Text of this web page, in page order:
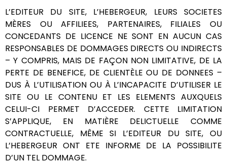
L’EDITEUR DU SITE, L’HEBERGEUR, LEURS SOCIETES
MÈRES OU AFFILIEES, PARTENAIRES, FILIALES OU
CONCEDANTS DE LICENCE NE SONT EN AUCUN CAS
RESPONSABLES DE DOMMAGES DIRECTS OU INDIRECTS
– Y COMPRIS, MAIS DE FAÇON NON LIMITATIVE, DE LA
PERTE DE BENEFICE, DE CLIENTÈLE OU DE DONNEES –
DUS À L’UTILISATION OU À L’INCAPACITE D’UTILISER LE
SITE OU LE CONTENU ET LES ELEMENTS AUXQUELS
CELUI-CI PERMET D’ACCEDER. CETTE LIMITATION
S’APPLIQUE, EN MATIÈRE DELICTUELLE COMME
CONTRACTUELLE, MÊME SI L’EDITEUR DU SITE, OU
L’HEBERGEUR ONT ETE INFORME DE LA POSSIBILITE
D’UN TEL DOMMAGE.